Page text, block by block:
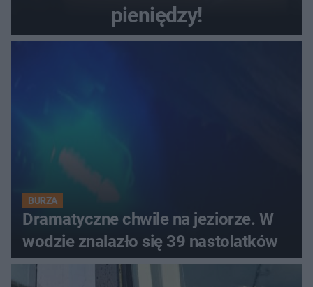
pieniędzy!
BURZA
Dramatyczne chwile na jeziorze. W
wodzie znalazło się 39 nastolatków